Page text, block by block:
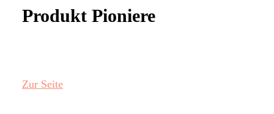
Produkt Pioniere
Zur Seite